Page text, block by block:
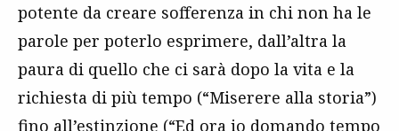
potente da creare sofferenza in chi non ha le
parole per poterlo esprimere, dall’altra la
paura di quello che ci sarà dopo la vita e la
richiesta di più tempo (“Miserere alla storia”)
fino all’estinzione (“Ed ora io domando tempo